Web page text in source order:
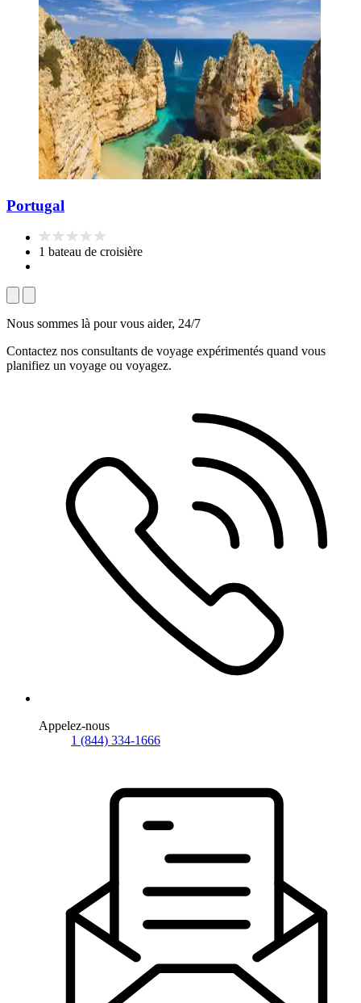
Portugal
1 bateau de croisière
Nous sommes là pour vous aider, 24/7
Contactez nos consultants de voyage expérimentés quand vous
planifiez un voyage ou voyagez.
Appelez-nous
1 (844) 334-1666